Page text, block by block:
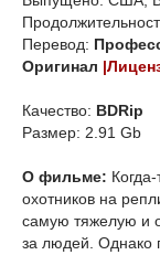
Перевод:
Оригинал
Качество: BDRip
Размер: 2.91 Gb
О фильме:
охотников на
самую тяжелую и
за людей. Однако